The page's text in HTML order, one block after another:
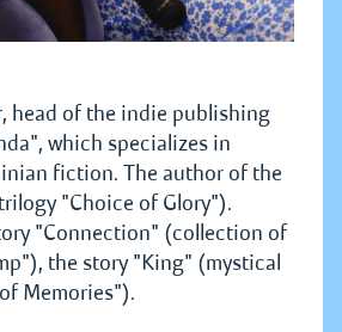
head of the indie publishing
which specializes in
fiction. The author of the
"Choice of Glory").
"Connection" (collection of
the story "King" (mystical
Memories").